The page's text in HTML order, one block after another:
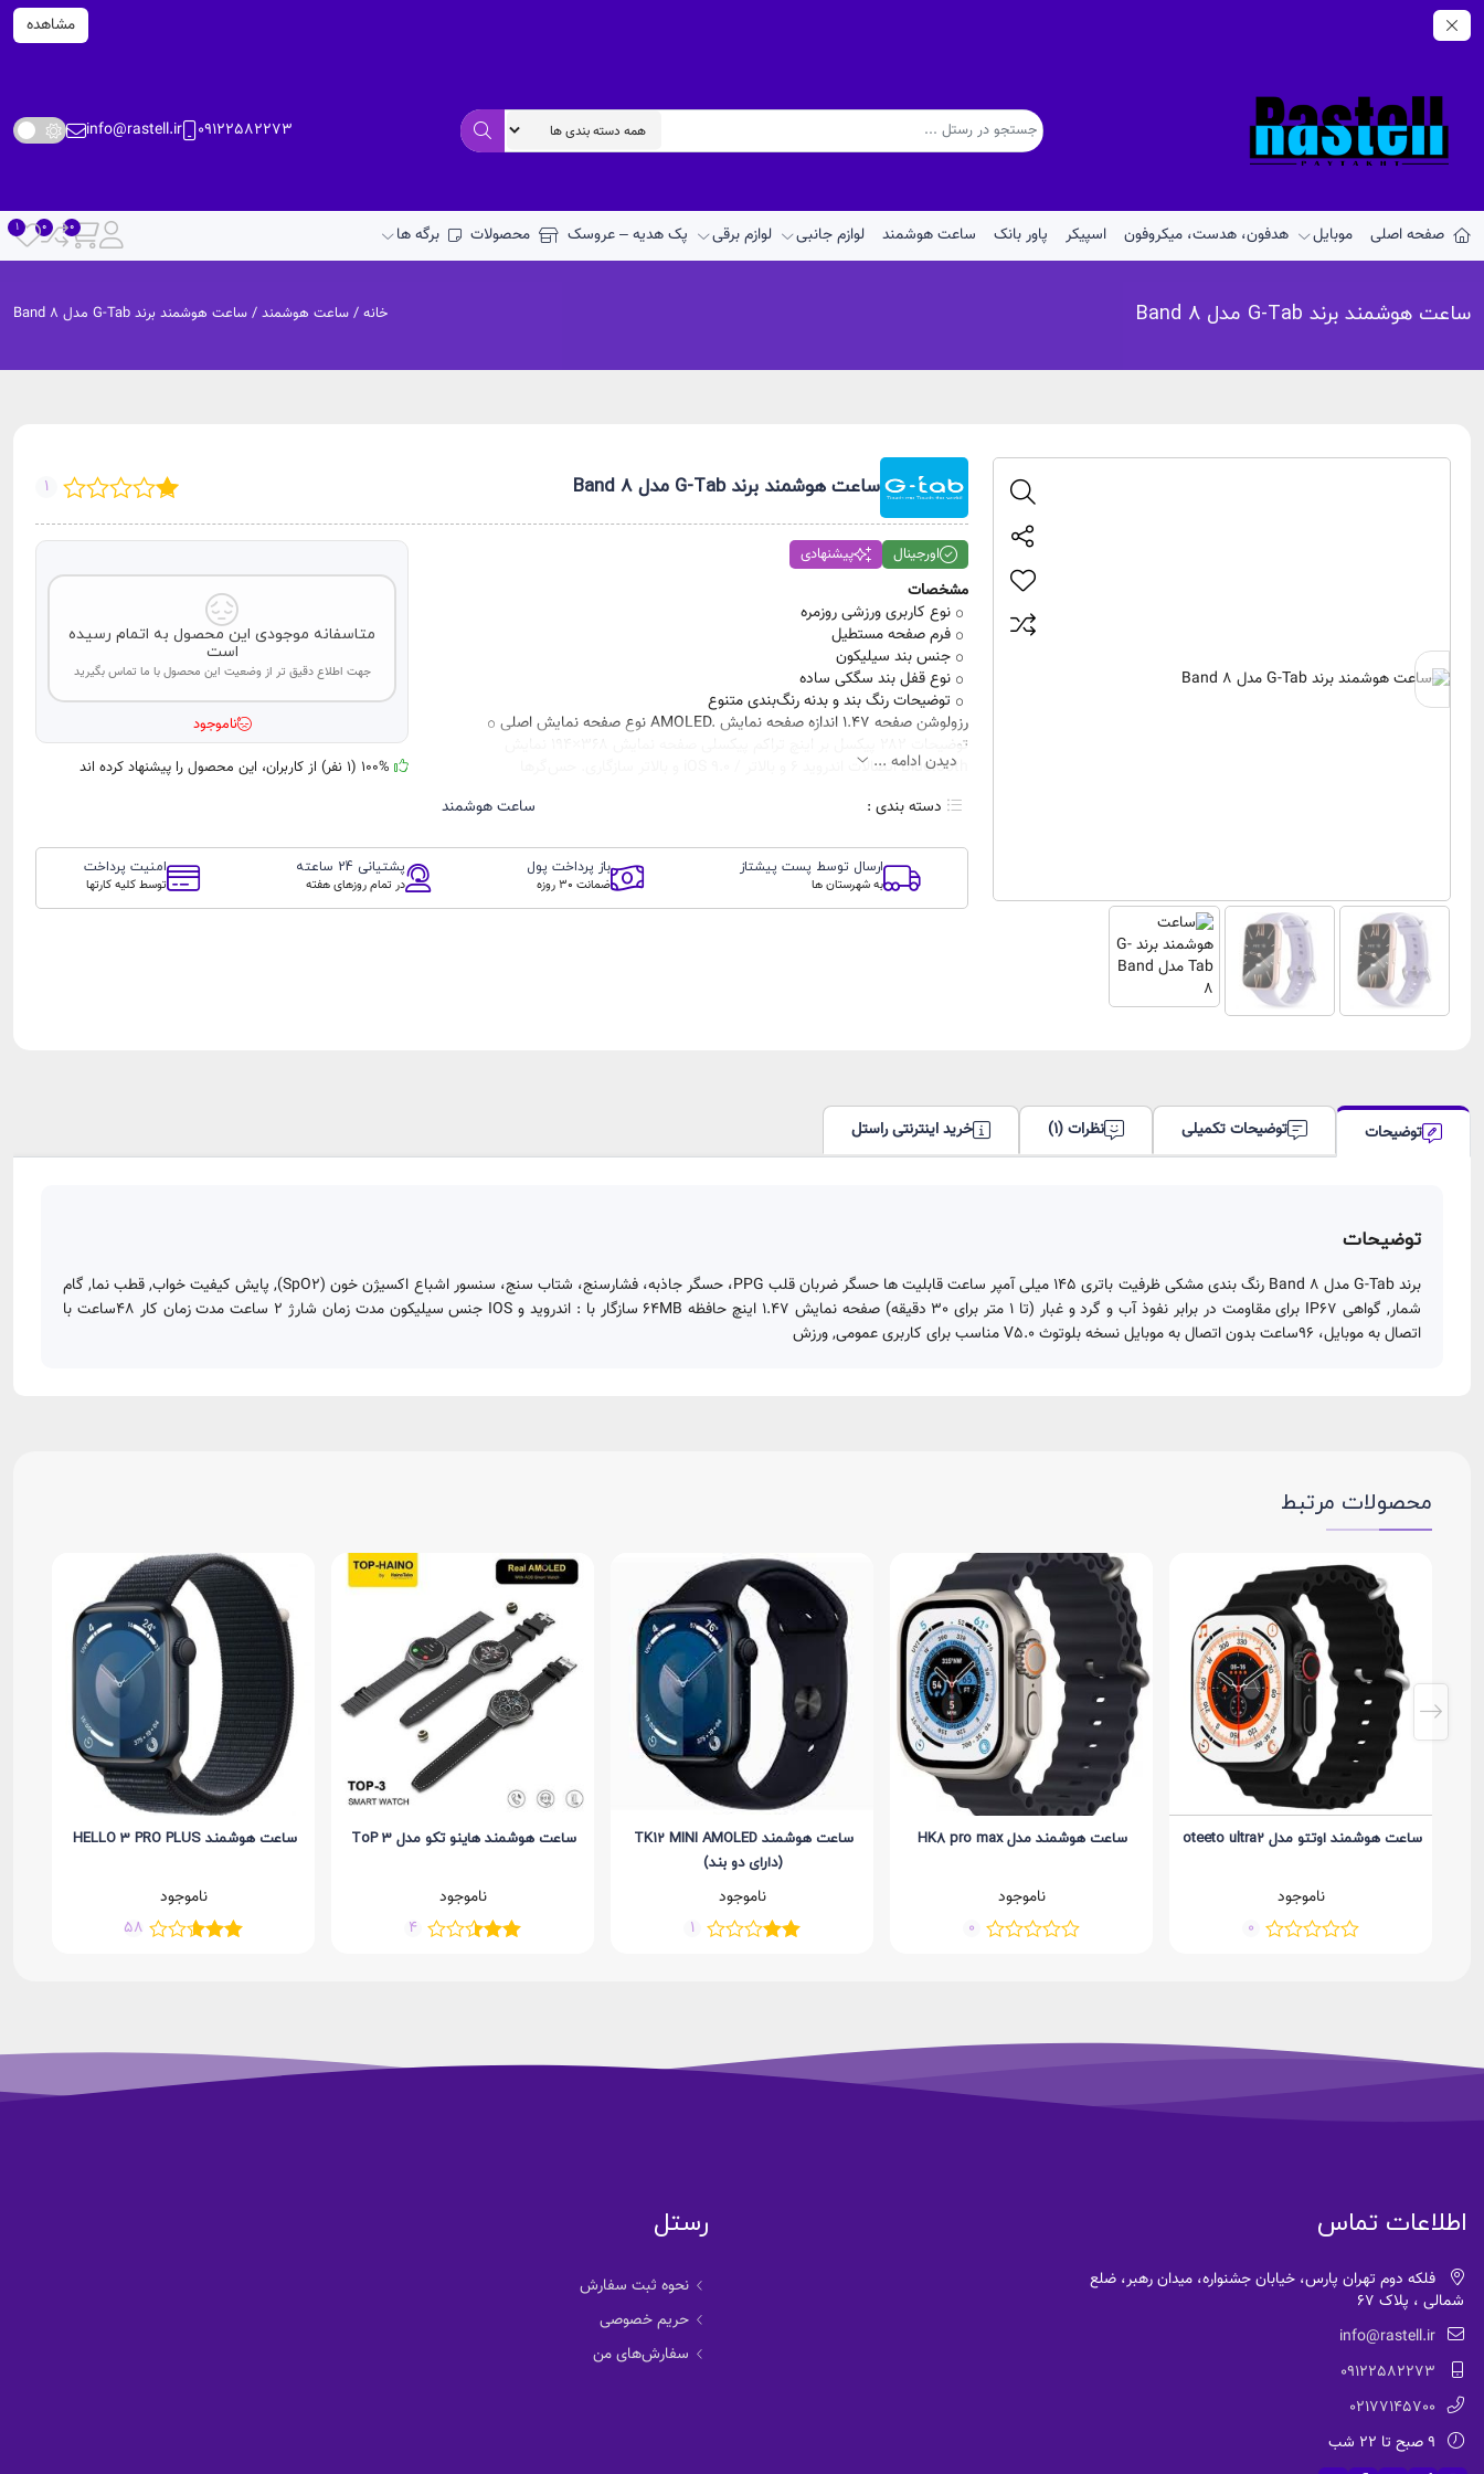
مشاهده
09122582273
info@rastell.ir
صفحه اصلی موبایل هدفون، هدست، میکروفون اسپیکر پاور بانک ساعت هوشمند لوازم جانبی لوازم برقی پک هدیه – عروسک محصولات برگه ها
ساعت هوشمند برند G-Tab مدل Band 8 خانه / ساعت هوشمند / ساعت هوشمند برند G-Tab مدل Band 8
ساعت هوشمند برند G-Tab مدل Band 8 1
اورجینال پیشنهادی
مشخصات
نوع کاربریورزشیروزمره
فرم صفحهمستطیل
جنس بند سیلیکون
نوع قفل بند سگکی ساده
توضیحات رنگ بند و بدنهرنگ‌بندی متنوع
نوع صفحه نمایش اصلیAMOLED.اندازه صفحه نمایش ۱.۴۷رزولوشن صفحه
توضیحات
اتصالاتBluetooth.
دیدن ادامه ...
دسته بندی :
ساعت هوشمند
متاسفانه موجودی این محصول به اتمام رسیده
است
جهت اطلاع دقیق تر از وضعیت این محصول با ما تماس بگیرید
ناموجود
100% (1 نفر) از کاربران، این محصول را پیشنهاد کرده اند
ارسال توسط پست پیشتاز
به شهرستان ها
باز پرداخت پول
ضمانت 30 روزه
پشتیانی 24 ساعته
در تمام روزهای هفته
امنیت پرداخت
توسط کلیه کارتها
توضیحات توضیحات تکمیلی نظرات (1) خرید اینترنتی راستل
توضیحات
برند G-Tab مدل Band 8 رنگ بندی مشکی ظرفیت باتری 145 میلی آمپر ساعت قابلیت ها حسگر ضربان قلب PPG، حسگر جاذبه، فشارسنج، شتاب سنج، سنسور اشباع اکسیژن خون (SpO2), پایش کیفیت خواب, قطب نما, گام
شمار, گواهی IP67 برای مقاومت در برابر نفوذ آب و گرد و غبار (تا 1 متر برای 30 دقیقه) صفحه نمایش 1.47 اینچ حافظه 64MB سازگار با : اندروید و IOS جنس سیلیکون مدت زمان شارژ 2 ساعت مدت زمان کار 48ساعت با
اتصال به موبایل، 96ساعت بدون اتصال به موبایل نسخه بلوتوث V5.0 مناسب برای کاربری عمومی, ورزش
محصولات مرتبط
ساعت هوشمند اوتتو مدل oteeto ultra2
ناموجود
0
ساعت هوشمند مدل HK8 pro max
ناموجود
0
ساعت هوشمند TK12 MINI AMOLED
(دارای دو بند)
ناموجود
1
ساعت هوشمند هاینو تکو مدل ToP 3
ناموجود
4
ساعت هوشمند HELLO 3 PRO PLUS
ناموجود
58
اطلاعات تماس
فلکه دوم تهران پارس، خیابان جشنواره، میدان رهبر، ضلع
شمالی ، پلاک 67
info@rastell.ir
09122582273
02177145700
9 صبح تا 22 شب
رستل
نحوه ثبت سفارش
حریم خصوصی
سفارش‌های من